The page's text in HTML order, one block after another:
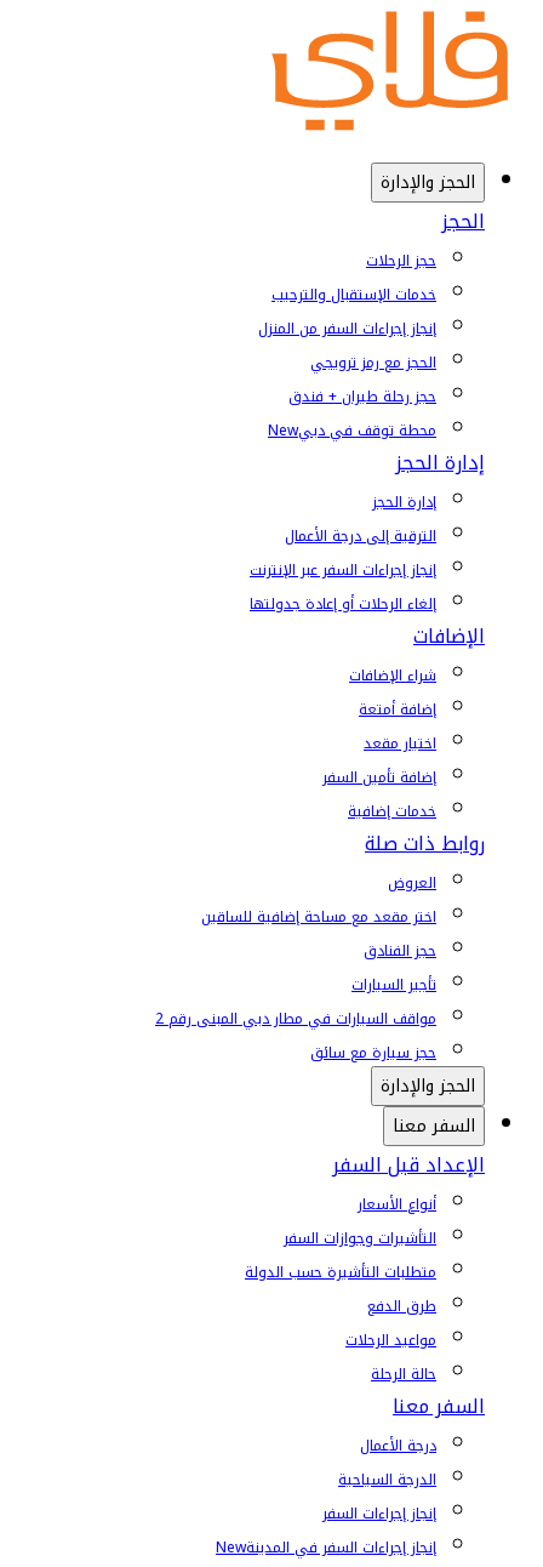
الحجز والإدارة
الحجز
حجز الرحلات
خدمات الإستقبال والترحيب
إنجاز إجراءات السفر من المنزل
الحجز مع رمز ترويجي
حجز رحلة طيران + فندق
محطة توقف في دبيNew
إدارة الحجز
إدارة الحجز
الترقية إلى درجة الأعمال
إنجاز إجراءات السفر عبر الإنترنت
إلغاء الرحلات أو إعادة جدولتها
الإضافات
شراء الإضافات
إضافة أمتعة
اختيار مقعد
إضافة تأمين السفر
خدمات إضافية
روابط ذات صلة
العروض
اختر مقعد مع مساحة إضافية للساقين
حجز الفنادق
تأجير السيارات
مواقف السيارات في مطار دبي المبنى رقم 2
حجز سيارة مع سائق
الحجز والإدارة
السفر معنا
الإعداد قبل السفر
أنواع الأسعار
التأشيرات وجوازات السفر
متطلبات التأشيرة حسب الدولة
طرق الدفع
مواعيد الرحلات
حالة الرحلة
السفر معنا
درجة الأعمال
الدرجة السياحية
إنجاز إجراءات السفر
إنجاز إجراءات السفر في المدينةNew